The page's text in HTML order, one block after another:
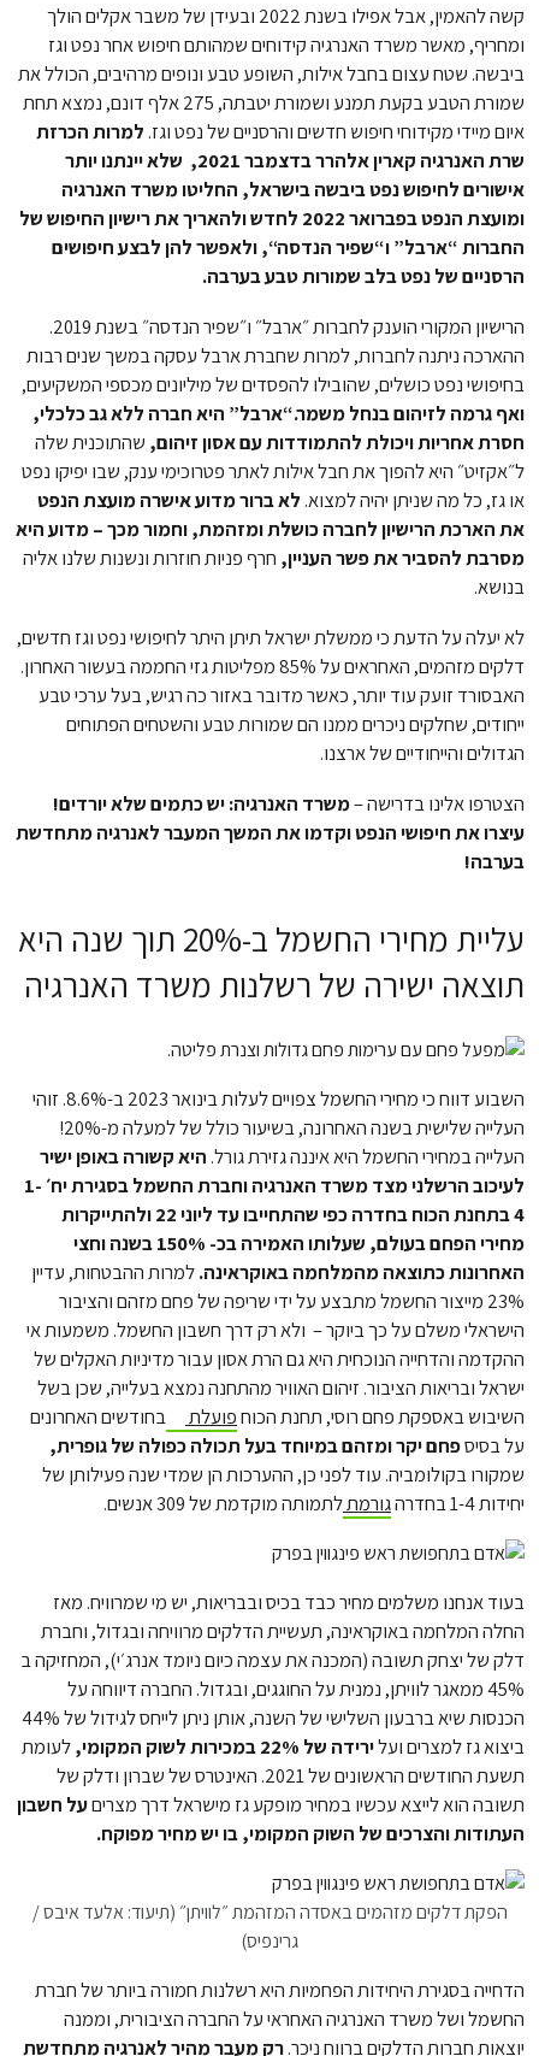
קשה להאמין, אבל אפילו בשנת 2022 ובעידן של משבר אקלים הולך
ומחריף, מאשר משרד האנרגיה קידוחים שמהותם חיפוש אחר נפט וגז
ביבשה. שטח עצום בחבל אילות, השופע טבע ונופים מרהיבים, הכולל את
שמורת הטבע בקעת תמנע ושמורת יטבתה, 275 אלף דונם, נמצא תחת
איום מיידי מקידוחי חיפוש חדשים והרסניים של נפט וגז. למרות הכרזת
שרת האנרגיה קארין אלהרר בדצמבר 2021, שלא יינתנו יותר
אישורים לחיפוש נפט ביבשה בישראל, החליטו משרד האנרגיה
ומועצת הנפט בפברואר 2022 לחדש ולהאריך את רישיון החיפוש של
החברות “ארבל” ו“שפיר הנדסה“, ולאפשר להן לבצע חיפושים
הרסניים של נפט בלב שמורות טבע בערבה.
הרישיון המקורי הוענק לחברות ״ארבל״ ו״שפיר הנדסה״ בשנת 2019.
ההארכה ניתנה לחברות, למרות שחברת ארבל עסקה במשך שנים רבות
בחיפושי נפט כושלים, שהובילו להפסדים של מיליונים מכספי המשקיעים,
ואף גרמה לזיהום בנחל משמר.“ארבל” היא חברה ללא גב כלכלי,
חסרת אחריות ויכולת להתמודדות עם אסון זיהום, שהתוכנית שלה
ל״אקזיט״ היא להפוך את חבל אילות לאתר פטרוכימי ענק, שבו יפיקו נפט
או גז, כל מה שניתן יהיה למצוא. לא ברור מדוע אישרה מועצת הנפט
את הארכת הרישיון לחברה כושלת ומזהמת, וחמור מכך – מדוע היא
מסרבת להסביר את פשר העניין, חרף פניות חוזרות ונשנות שלנו אליה
בנושא.
לא יעלה על הדעת כי ממשלת ישראל תיתן היתר לחיפושי נפט וגז חדשים,
דלקים מזהמים, האחראים על 85% מפליטות גזי החממה בעשור האחרון.
האבסורד זועק עוד יותר, כאשר מדובר באזור כה רגיש, בעל ערכי טבע
ייחודים, שחלקים ניכרים ממנו הם שמורות טבע והשטחים הפתוחים
הגדולים והייחודיים של ארצנו.
הצטרפו אלינו בדרישה –משרד האנרגיה: יש כתמים שלא יורדים!
עיצרו את חיפושי הנפט וקדמו את המשך המעבר לאנרגיה מתחדשת
בערבה!
עליית מחירי החשמל ב-20% תוך שנה היא
תוצאה ישירה של רשלנות משרד האנרגיה
השבוע דווח כי מחירי החשמל צפויים לעלות בינואר 2023 ב-8.6%. זוהי
העלייה שלישית בשנה האחרונה, בשיעור כולל של למעלה מ-20%!
העלייה במחירי החשמל היא איננה גזירת גורל. היא קשורה באופן ישיר
לעיכוב הרשלני מצד משרד האנרגיה וחברת החשמל בסגירת יח׳ 1-
4 בתחנת הכוח בחדרה כפי שהתחייבו עד ליוני 22 ולהתייקרות
מחירי הפחם בעולם, שעלותו האמירה בכ- 150% בשנה וחצי
האחרונות כתוצאה מהמלחמה באוקראינה.למרות ההבטחות, עדיין
23% מייצור החשמל מתבצע על ידי שריפה של פחם מזהם והציבור
הישראלי משלם על כך ביוקר – ולא רק דרך חשבון החשמל. משמעות אי
ההקדמה והדחייה הנוכחית היא גם הרת אסון עבור מדיניות האקלים של
ישראל ובריאות הציבור. זיהום האוויר מהתחנה נמצא בעלייה, שכן בשל
השיבוש באספקת פחם רוסי, תחנת הכוחפועלת
בחודשים האחרונים
על בסיספחם יקר ומזהם במיוחד בעל תכולה כפולה של גופרית,
שמקורו בקולומביה. עוד לפני כן, ההערכות הן שמדי שנה פעילותן של
יחידות 1-4 בחדרה
גורמתלתמותה מוקדמת של 309 אנשים.
בעוד אנחנו משלמים מחיר כבד בכיס ובבריאות, יש מי שמרוויח. מאז
החלה המלחמה באוקראינה, תעשיית הדלקים מרוויחה ובגדול, וחברת
דלק של יצחק תשובה (המכנה את עצמה כיום ניומד אנרג׳י), המחזיקה ב
45% ממאגר לוויתן, נמנית על החוגגים, ובגדול. החברה דיווחה על
הכנסות שיא ברבעון השלישי של השנה, אותן ניתן לייחס לגידול של 44%
ביצוא גז למצרים ועלירידה של 22% במכירות לשוק המקומי,
לעומת
תשעת החודשים הראשונים של 2021. האינטרס של שברון ודלק של
תשובה הוא לייצא עכשיו במחיר מופקע גז מישראל דרך מצריםעל חשבון
העתודות והצרכים של השוק המקומי, בו יש מחיר מפוקח.
הפקת דלקים מזהמים באסדה המזהמת ״לוויתן״ (תיעוד: אלעד איבס /
גרינפיס)
הדחייה בסגירת היחידות הפחמיות היא רשלנות חמורה ביותר של חברת
החשמל ושל משרד האנרגיה האחראי על החברה הציבורית, וממנה
יוצאות חברות הדלקים ברווח ניכר.רק מעבר מהיר לאנרגיה מתחדשת